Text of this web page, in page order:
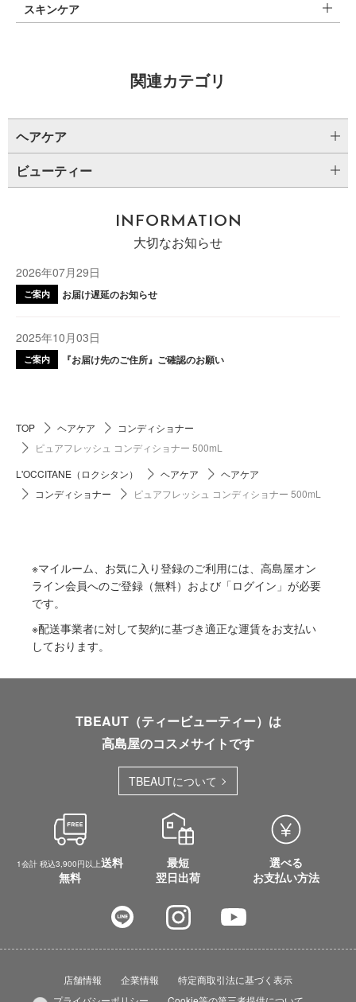
スキンケア
関連カテゴリ
ヘアケア
ビューティー
INFORMATION
大切なお知らせ
2026年07月29日
ご案内 お届け遅延のお知らせ
2025年10月03日
ご案内 『お届け先のご住所』ご確認のお願い
TOP ヘアケア
コンディショナー
ピュアフレッシュ コンディショナー 500mL
L'OCCITANE（ロクシタン）
ヘアケア
ヘアケア
コンディショナー
ピュアフレッシュ コンディショナー 500mL
※マイルーム、お気に入り登録のご利用には、高島屋オン
ライン会員へのご登録（無料）および「ログイン」が必要
です。
※配送事業者に対して契約に基づき適正な運賃をお支払い
しております。
TBEAUT（ティービューティー）は
高島屋のコスメサイトです
TBEAUTについて
1会計 税込3,900円以上送料
無料
最短
翌日出荷
選べる
お支払い方法
店舗情報 企業情報
特定商取引法に基づく表示